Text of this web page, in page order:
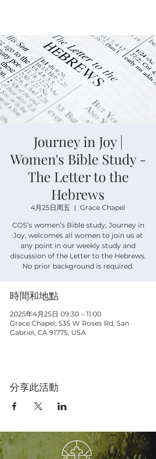
Journey in Joy |
Women's Bible Study -
The Letter to the
Hebrews
4月25日周五
  |
Grace Chapel
COS’s women’s Bible study, Journey in
Joy, welcomes all women to join us at
any point in our weekly study and
discussion of the Letter to the Hebrews.
No prior background is required.
時間和地點
2025年4月25日 09:30 – 11:00
Grace Chapel, 535 W Roses Rd, San
Gabriel, CA 91775, USA
分享此活動